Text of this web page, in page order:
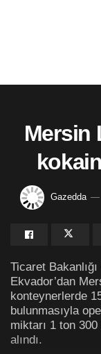
Mersin
Gazedda
Ticaret
Ekvador’dan
konteynerlerde
bulunmasıyla
miktarı 1 ton
alındı.